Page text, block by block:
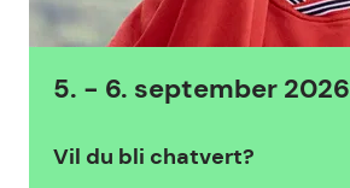
5. - 6. september 2026
Vil du bli chatvert?